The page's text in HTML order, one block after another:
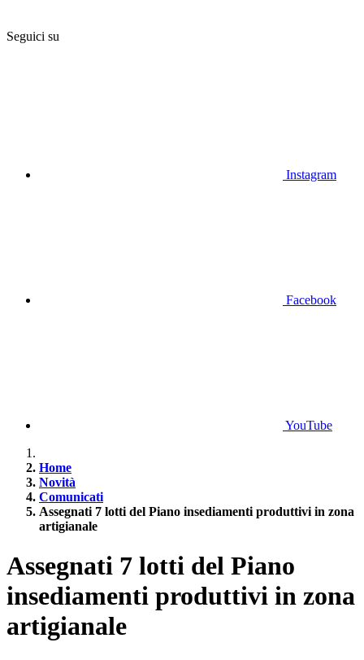
Seguici su
Instagram
Facebook
YouTube
Home
Novità
Comunicati
Assegnati 7 lotti del Piano insediamenti produttivi in zona
artigianale
Assegnati 7 lotti del Piano
insediamenti produttivi in zona
artigianale